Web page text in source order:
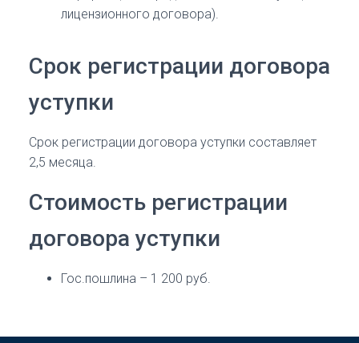
лицензионного договора).
Срок регистрации договора
уступки
Срок регистрации договора уступки составляет
2,5 месяца.
Стоимость регистрации
договора уступки
Гос.пошлина – 1 200 руб.